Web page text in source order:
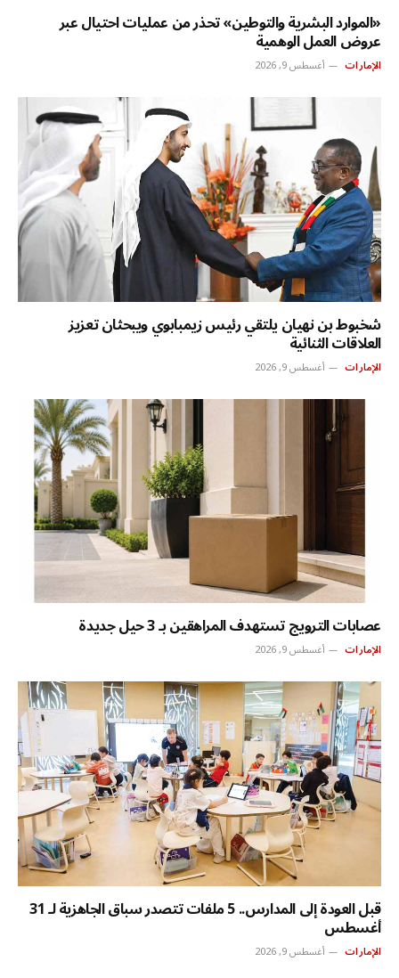
«الموارد البشرية والتوطين» تحذر من عمليات احتيال عبر
عروض العمل الوهمية
الإمارات أغسطس 9, 2026
شخبوط بن نهيان يلتقي رئيس زيمبابوي ويبحثان تعزيز
العلاقات الثنائية
الإمارات أغسطس 9, 2026
عصابات الترويج تستهدف المراهقين بـ 3 حيل جديدة
الإمارات أغسطس 9, 2026
قبل العودة إلى المدارس.. 5 ملفات تتصدر سباق الجاهزية لـ 31
أغسطس
الإمارات أغسطس 9, 2026